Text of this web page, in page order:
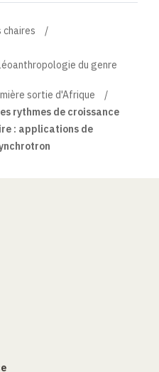
chaires
du genre
sortie d'Afrique
rythmes de croissance
: applications de